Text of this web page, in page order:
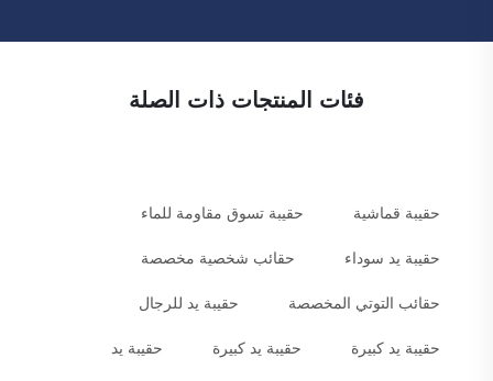
فئات المنتجات ذات الصلة
حقيبة قماشية حقيبة تسوق مقاومة للماء
حقيبة يد سوداء حقائب شخصية مخصصة
حقائب التوتي المخصصة حقيبة يد للرجال
حقيبة يد كبيرة حقيبة يد كبيرة حقيبة يد